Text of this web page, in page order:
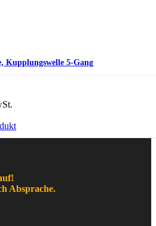
Kupplungswelle 5-Gang
Absprache.